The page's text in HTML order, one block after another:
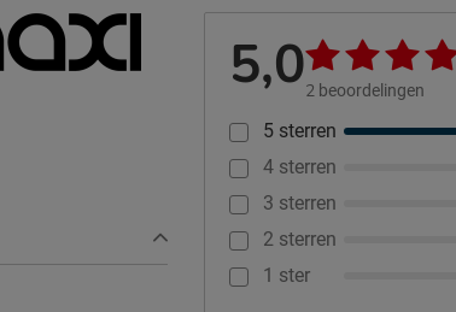
5,02 beoordelingen
5 sterren
4 sterren
3 sterren
2 sterren
1 ster